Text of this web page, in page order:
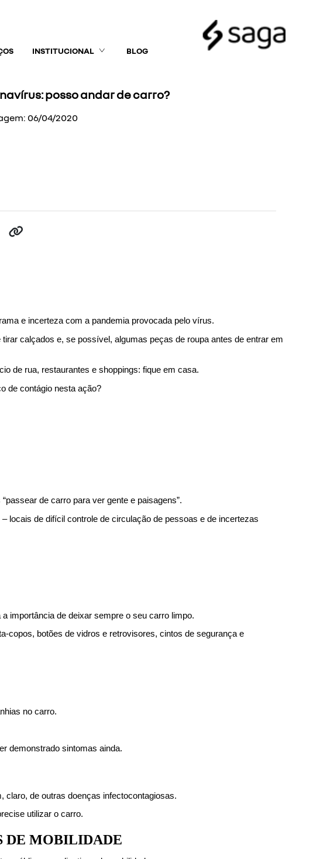
INSTITUCIONAL BLOG
posso andar de carro?
06/04/2020
e incerteza com a pandemia provocada pelo vírus.
calçados e, se possível, algumas peças de roupa antes de entrar em
de rua, restaurantes e shoppings: fique em casa.
de contágio nesta ação?
de carro para ver gente e paisagens”.
locais de difícil controle de circulação de pessoas e de incertezas
importância de deixar sempre o seu carro limpo.
copos, botões de vidros e retrovisores, cintos de segurança e
no carro.
demonstrado sintomas ainda.
claro, de outras doenças infectocontagiosas.
utilizar o carro.
DE MOBILIDADE